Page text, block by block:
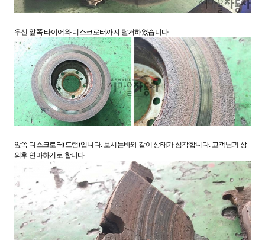
우선 앞쪽 타이어와 디스크로터까지 탈거하였습니다.
앞쪽 디스크로터(드럼)입니다. 보시는바와 같이 상태가 심각합니다. 고객님과 상
의후 연마하기로 합니다